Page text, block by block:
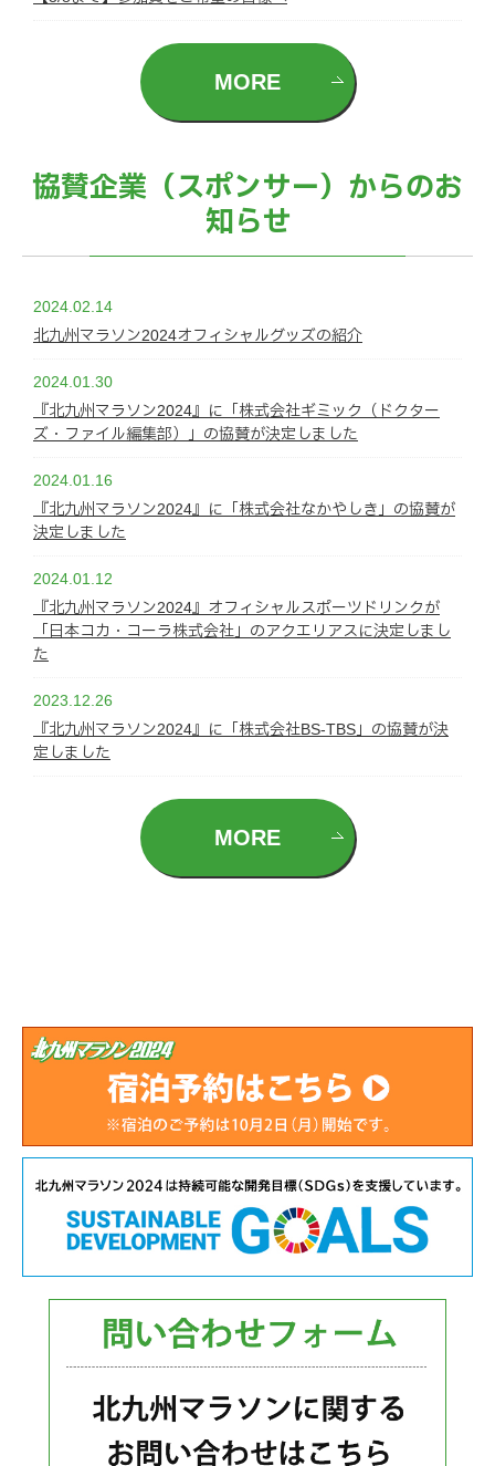
MORE
協賛企業（スポンサー）からのお
知らせ
2024.02.14
北九州マラソン2024オフィシャルグッズの紹介
2024.01.30
『北九州マラソン2024』に「株式会社ギミック（ドクター
ズ・ファイル編集部）」の協賛が決定しました
2024.01.16
『北九州マラソン2024』に「株式会社なかやしき」の協賛が
決定しました
2024.01.12
『北九州マラソン2024』オフィシャルスポーツドリンクが
「日本コカ・コーラ株式会社」のアクエリアスに決定しまし
た
2023.12.26
『北九州マラソン2024』に「株式会社BS-TBS」の協賛が決
定しました
MORE